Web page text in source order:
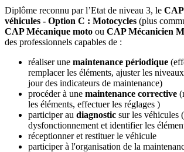
Diplôme reconnu par l’Etat de niveau 3, le
véhicules - Option C : Motocycles (plus
CAP Mécanique moto ou CAP Mécanicien
des professionnels capables de :
réaliser une maintenance périodique
remplacer les éléments, ajuster les
jour des indicateurs de maintenance)
procéder à une maintenance corrective
les éléments, effectuer les réglages )
participer au diagnostic sur les véhicules
dysfonctionnement et identifier les
réceptionner et restituer le véhicule
participer à l'organisation de la